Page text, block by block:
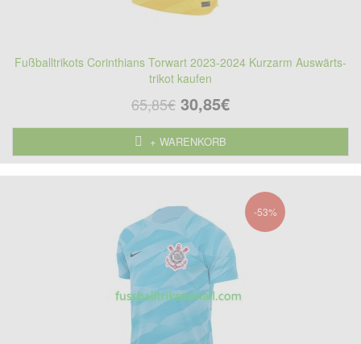
Fußballtrikots Corinthians Torwart 2023-2024 Kurzarm Auswärts-
trikot kaufen
65,85€ 30,85€
+ WARENKORB
-53%